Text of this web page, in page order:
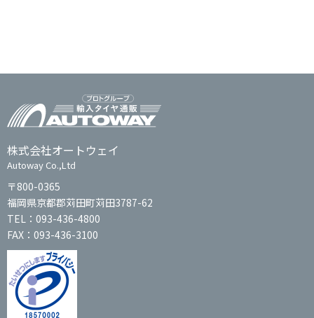
株式会社オートウェイ
Autoway Co.,Ltd
〒800-0365
福岡県京都郡苅田町苅田3787-62
TEL：093-436-4800
FAX：093-436-3100